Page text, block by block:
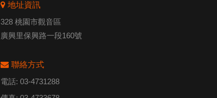
地址資訊
328 桃園市觀音區
廣興里保興路一段160號
聯絡方式
電話: 03-4731288